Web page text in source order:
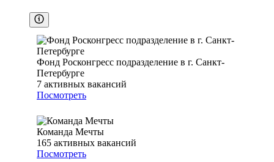
Фонд Росконгресс подразделение в г. Санкт-
Петербурге
7 активных вакансий
Посмотреть
Команда Мечты
165 активных вакансий
Посмотреть